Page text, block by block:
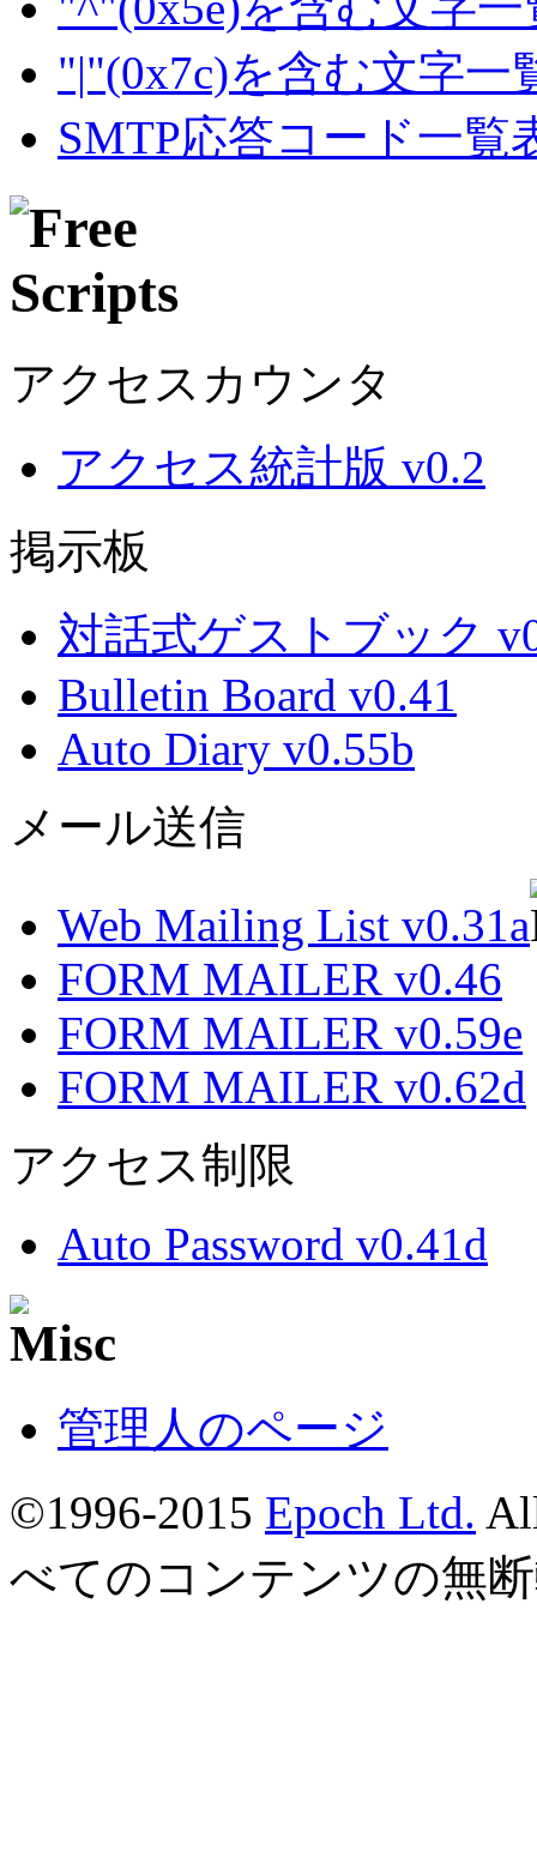
"|"(0x7c)を含む文字一
SMTP応答コード一覧
アクセスカウンタ
アクセス統計版 v0.2
掲示板
対話式ゲストブック
Bulletin Board v0.41
Auto Diary v0.55b
メール送信
Web Mailing List v0.31a
FORM MAILER v0.46
FORM MAILER v0.59e
FORM MAILER v0.62d
アクセス制限
Auto Password v0.41d
管理人のページ
©1996-2015 Epoch Ltd.
べてのコンテンツの無